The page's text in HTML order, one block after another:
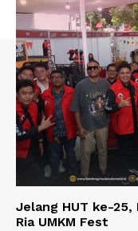
Jelang HUT ke-25,
Ria UMKM Fest